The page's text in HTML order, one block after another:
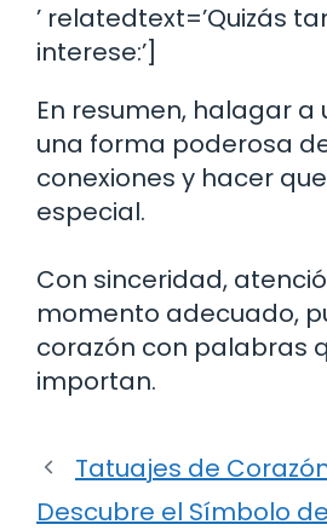
’ relatedtext=’Quizás
interese:’]
En resumen, halagar a
una forma poderosa
conexiones y hacer
especial.
Con sinceridad,
momento adecuado,
corazón con palabras
importan.
Tatuajes de
Descubre el Símbolo